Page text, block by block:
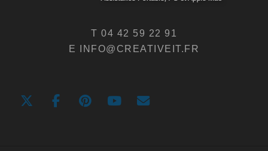
T 04 42 59 22 91
E INFO@CREATIVEIT.FR